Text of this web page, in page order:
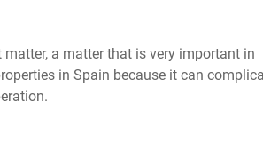
a matter that is very important in
in Spain because it can